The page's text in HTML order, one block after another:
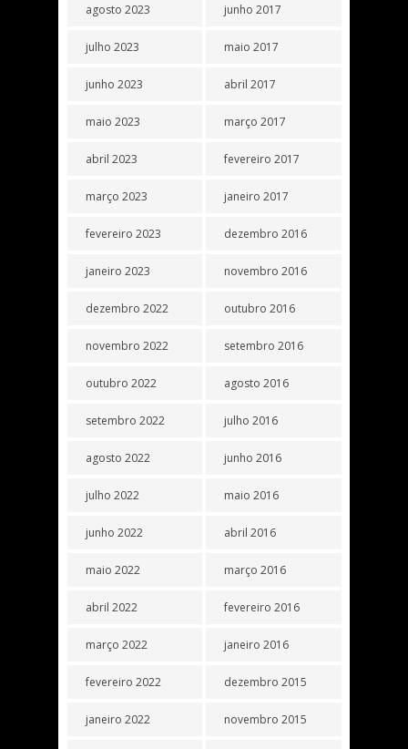
agosto 2023
julho 2023
junho 2023
maio 2023
abril 2023
março 2023
fevereiro 2023
janeiro 2023
dezembro 2022
novembro 2022
outubro 2022
setembro 2022
agosto 2022
julho 2022
junho 2022
maio 2022
abril 2022
março 2022
fevereiro 2022
janeiro 2022
junho 2017
maio 2017
abril 2017
março 2017
fevereiro 2017
janeiro 2017
dezembro 2016
novembro 2016
outubro 2016
setembro 2016
agosto 2016
julho 2016
junho 2016
maio 2016
abril 2016
março 2016
fevereiro 2016
janeiro 2016
dezembro 2015
novembro 2015